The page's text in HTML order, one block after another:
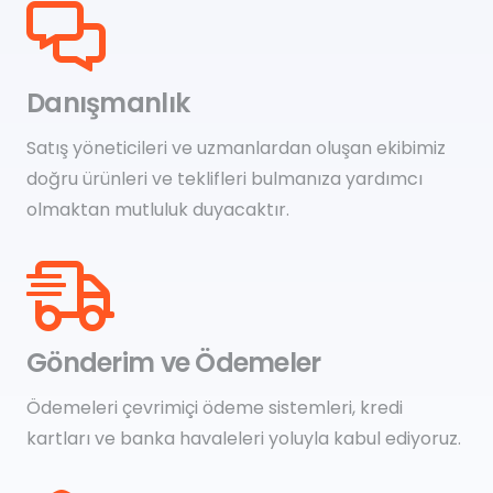
Danışmanlık
Satış yöneticileri ve uzmanlardan oluşan ekibimiz
doğru ürünleri ve teklifleri bulmanıza yardımcı
olmaktan mutluluk duyacaktır.
Gönderim ve Ödemeler
Ödemeleri çevrimiçi ödeme sistemleri, kredi
kartları ve banka havaleleri yoluyla kabul ediyoruz.